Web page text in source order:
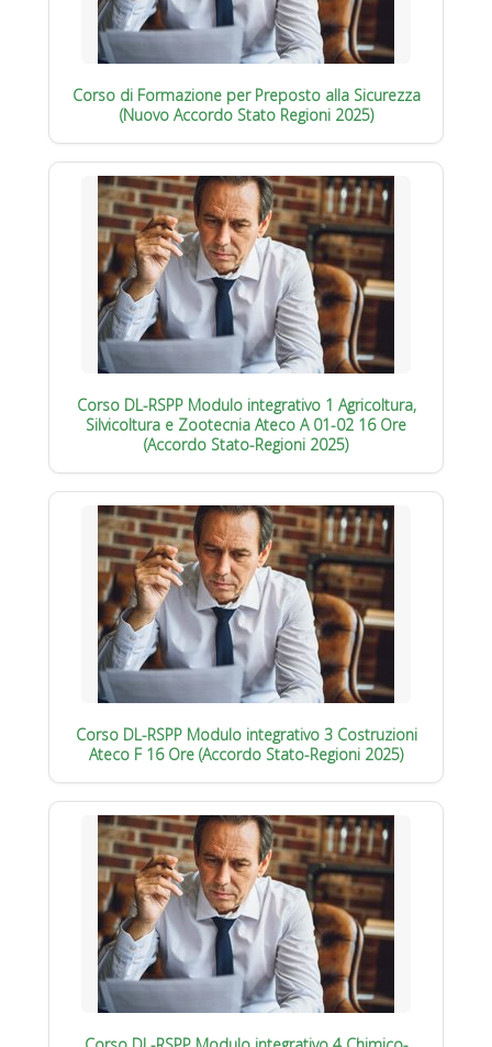
Corso di Formazione per Preposto alla Sicurezza
(Nuovo Accordo Stato Regioni 2025)
Corso DL-RSPP Modulo integrativo 1 Agricoltura,
Silvicoltura e Zootecnia Ateco A 01-02 16 Ore
(Accordo Stato-Regioni 2025)
Corso DL-RSPP Modulo integrativo 3 Costruzioni
Ateco F 16 Ore (Accordo Stato-Regioni 2025)